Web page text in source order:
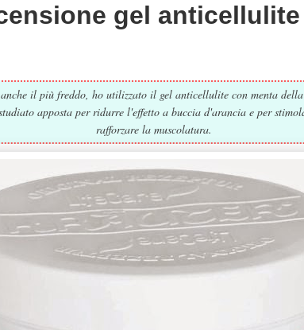
gel
il più freddo, ho utilizzato il gel anticellulite con menta
apposta per ridurre l'effetto a buccia d'arancia e per
rafforzare la muscolatura.